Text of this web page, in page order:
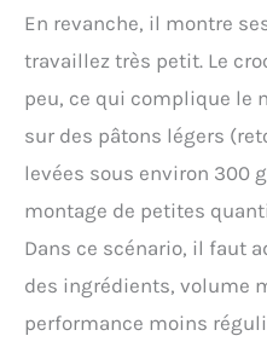
En revanche, il montre
travaillez très petit. Le
peu, ce qui complique le
sur des pâtons légers
levées sous environ 300
montage de petites
Dans ce scénario, il faut
des ingrédients, volume
performance moins